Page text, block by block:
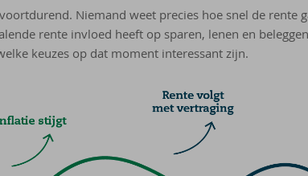
Niemand weet precies hoe snel de rente
rente invloed heeft op sparen, lenen en
keuzes op dat moment interessant zijn.